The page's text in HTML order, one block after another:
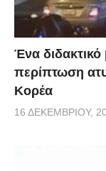
Ένα διδακτικό
περίπτωση
Κορέα
16 ΔΕΚΕΜΒΡΊΟΥ,